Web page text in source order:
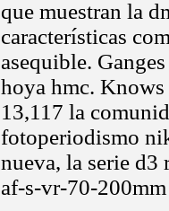
que muestran la
características
asequible.
hoya hmc.
13,117 la
fotoperiodismo
nueva, la serie d3
af-s-vr-70-